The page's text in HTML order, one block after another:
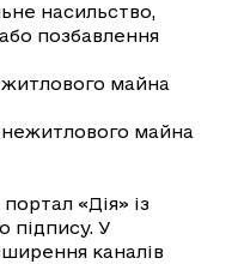
насильство,
позбавлення
майна
майна
«Дія» із
підпису. У
каналів